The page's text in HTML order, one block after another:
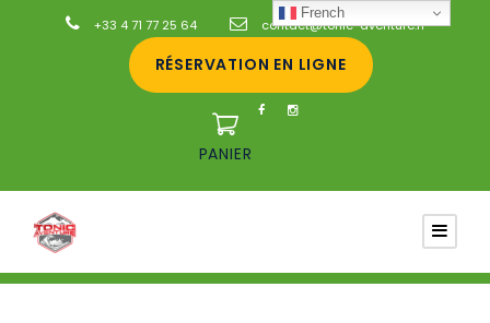
+33 4 71 77 25 64 contact@tonic-aventure.fr
RÉSERVATION EN LIGNE
PANIER
French